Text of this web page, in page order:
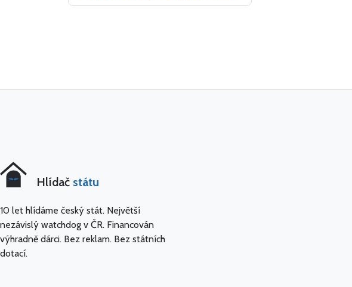
Hlídač státu
10 let hlídáme český stát. Největší
nezávislý watchdog v ČR. Financován
výhradně dárci. Bez reklam. Bez státních
dotací.